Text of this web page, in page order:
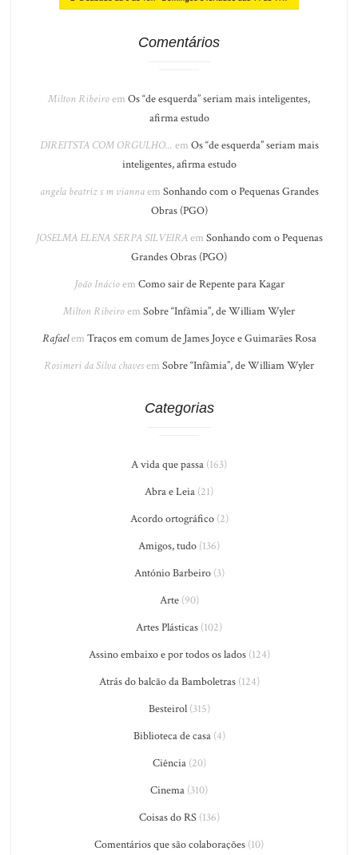
Comentários
Milton Ribeiroem Os “de esquerda” seriam mais inteligentes,
afirma estudo
DIREITSTA COM ORGULHO... em Os “de esquerda” seriam mais
inteligentes, afirma estudo
angela beatriz s m viannaem Sonhando com o Pequenas Grandes
Obras (PGO)
JOSELMA ELENA SERPA SILVEIRAem Sonhando com o Pequenas
Grandes Obras (PGO)
João Inácioem Como sair de Repente para Kagar
Milton Ribeiroem Sobre “Infâmia”, de William Wyler
Rafaelem Traços em comum de James Joyce e Guimarães Rosa
Rosimeri da Silva chavesem Sobre “Infâmia”, de William Wyler
Categorias
A vida que passa (163)
Abra e Leia (21)
Acordo ortográfico(2)
Amigos, tudo (136)
António Barbeiro(3)
Arte(90)
Artes Plásticas (102)
Assino embaixo e por todos os lados(124)
Atrás do balcão da Bamboletras(124)
Besteirol(315)
Biblioteca de casa(4)
Ciência(20)
Cinema (310)
Coisas do RS(136)
Comentários que são colaborações (10)